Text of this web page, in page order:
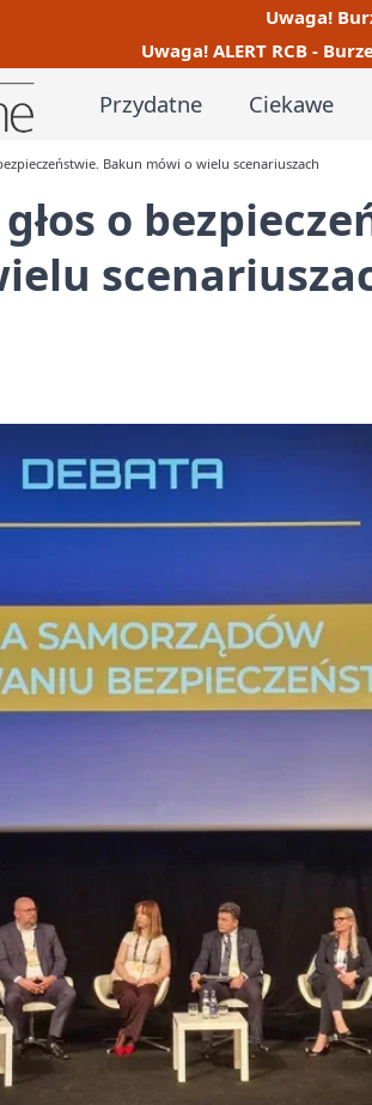
Uwaga!
Uwaga! ALERT RCB -
Przydatne Ciekawe
Bakun mówi o wielu scenariuszach
o